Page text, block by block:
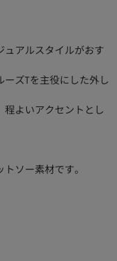
ュアルスタイルがおす
ズTを主役にした外し
程よいアクセントとし
ソー素材です。